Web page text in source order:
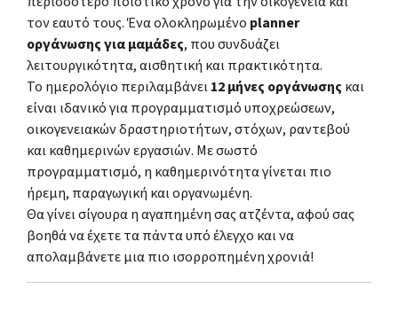
τον εαυτό τους. Ένα ολοκληρωμένο planner
οργάνωσης για μαμάδες, που συνδυάζει
λειτουργικότητα, αισθητική και πρακτικότητα.
Το ημερολόγιο περιλαμβάνει12 μήνες οργάνωσης και
είναι ιδανικό για προγραμματισμό υποχρεώσεων,
οικογενειακών δραστηριοτήτων, στόχων, ραντεβού
και καθημερινών εργασιών. Με σωστό
προγραμματισμό, η καθημερινότητα γίνεται πιο
ήρεμη, παραγωγική και οργανωμένη.
Θα γίνει σίγουρα η αγαπημένη σας ατζέντα, αφού σας
βοηθά να έχετε τα πάντα υπό έλεγχο και να
απολαμβάνετε μια πιο ισορροπημένη χρονιά!